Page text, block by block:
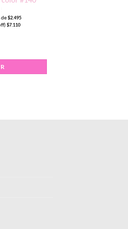
de$2.495
$7.110